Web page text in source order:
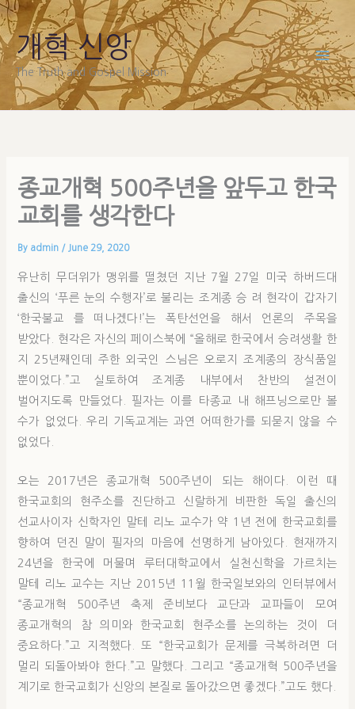
Skip
to
content
개혁 신앙
The Truth and Gospel Mission
종교개혁 500주년을 앞두고 한국
교회를 생각한다
By admin / June 29, 2020
유난히 무더위가 맹위를 떨쳤던 지난 7월 27일 미국 하버드대
출신의 ‘푸른 눈의 수행자’로 불리는 조계종 승 려 현각이 갑자기
‘한국불교 를 떠나겠다!’는 폭탄선언을 해서 언론의 주목을
받았다. 현각은 자신의 페이스북에 “올해로 한국에서 승려생활 한
지 25년째인데 주한 외국인 스님은 오로지 조계종의 장식품일
뿐이었다.”고 실토하여 조계종 내부에서 찬반의 설전이
벌어지도록 만들었다. 필자는 이를 타종교 내 해프닝으로만 볼
수가 없었다. 우리 기독교계는 과연 어떠한가를 되묻지 않을 수
없었다.
오는 2017년은 종교개혁 500주년이 되는 해이다. 이런 때
한국교회의 현주소를 진단하고 신랄하게 비판한 독일 출신의
선교사이자 신학자인 말테 리노 교수가 약 1년 전에 한국교회를
향하여 던진 말이 필자의 마음에 선명하게 남아있다. 현재까지
24년을 한국에 머물며 루터대학교에서 실천신학을 가르치는
말테 리노 교수는 지난 2015년 11월 한국일보와의 인터뷰에서
“종교개혁 500주년 축제 준비보다 교단과 교파들이 모여
종교개혁의 참 의미와 한국교회 현주소를 논의하는 것이 더
중요하다.”고 지적했다. 또 “한국교회가 문제를 극복하려면 더
멀리 되돌아봐야 한다.”고 말했다. 그리고 “종교개혁 500주년을
계기로 한국교회가 신앙의 본질로 돌아갔으면 좋겠다.”고도 했다.